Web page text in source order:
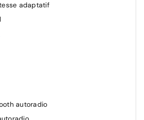
adaptatif
panneaux de signalisation
arrière
autoradio